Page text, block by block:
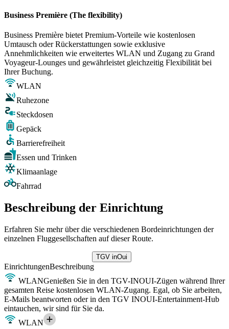
Business Première (The flexibility)
Business Première bietet Premium-Vorteile wie kostenlosen
Umtausch oder Rückerstattungen sowie exklusive
Annehmlichkeiten wie erweitertes WLAN und Zugang zu Grand
Voyageur-Lounges und gewährleistet gleichzeitig Flexibilität bei
Ihrer Buchung.
WLAN
Ruhezone
Steckdosen
Gepäck
Barrierefreiheit
Essen und Trinken
Klimaanlage
Fahrrad
Beschreibung der Einrichtung
Erfahren Sie mehr über die verschiedenen Bordeinrichtungen der
einzelnen Fluggesellschaften auf dieser Route.
TGV inOui
EinrichtungenBeschreibung
WLANGenießen Sie in den TGV-INOUI-Zügen während Ihrer
gesamten Reise kostenlosen WLAN-Zugang. Egal, ob Sie arbeiten,
E-Mails beantworten oder in den TGV INOUI-Entertainment-Hub
eintauchen, wir sind für Sie da.
WLAN